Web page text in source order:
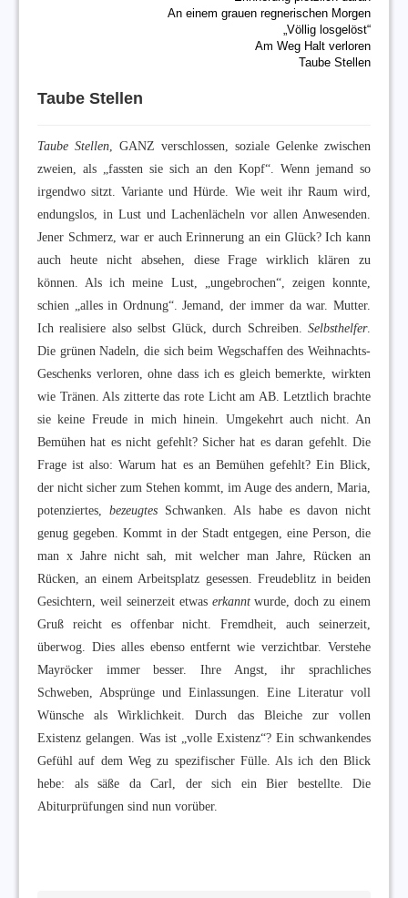
An einem grauen regnerischen Morgen
„Völlig losgelöst“
Am Weg Halt verloren
Taube Stellen
Taube Stellen
Taube Stellen , GANZ verschlossen, soziale Gelenke zwischen
zweien, als „fassten sie sich an den Kopf“. Wenn jemand so
irgendwo sitzt. Variante und Hürde. Wie weit ihr Raum wird,
endungslos, in Lust und Lachenlächeln vor allen Anwesenden.
Jener Schmerz, war er auch Erinnerung an ein Glück? Ich kann
auch heute nicht absehen, diese Frage wirklich klären zu
können. Als ich meine Lust, „ungebrochen“, zeigen konnte,
schien „alles in Ordnung“. Jemand, der immer da war. Mutter.
Ich realisiere also selbst Glück, durch Schreiben. Selbsthelfer.
Die grünen Nadeln, die sich beim Wegschaffen des Weihnachts-
Geschenks verloren, ohne dass ich es gleich bemerkte, wirkten
wie Tränen. Als zitterte das rote Licht am AB. Letztlich brachte
sie keine Freude in mich hinein. Umgekehrt auch nicht. An
Bemühen hat es nicht gefehlt? Sicher hat es daran gefehlt. Die
Frage ist also: Warum hat es an Bemühen gefehlt? Ein Blick,
der nicht sicher zum Stehen kommt, im Auge des andern, Maria,
potenziertes,bezeugtes Schwanken. Als habe es davon nicht
genug gegeben. Kommt in der Stadt entgegen, eine Person, die
man x Jahre nicht sah, mit welcher man Jahre, Rücken an
Rücken, an einem Arbeitsplatz gesessen. Freudeblitz in beiden
Gesichtern, weil seinerzeit etwas erkanntwurde, doch zu einem
Gruß reicht es offenbar nicht. Fremdheit, auch seinerzeit,
überwog. Dies alles ebenso entfernt wie verzichtbar. Verstehe
Mayröcker immer besser. Ihre Angst, ihr sprachliches
Schweben, Absprünge und Einlassungen. Eine Literatur voll
Wünsche als Wirklichkeit. Durch das Bleiche zur vollen
Existenz gelangen. Was ist „volle Existenz“? Ein schwankendes
Gefühl auf dem Weg zu spezifischer Fülle. Als ich den Blick
hebe: als säße da Carl, der sich ein Bier bestellte. Die
Abiturprüfungen sind nun vorüber.